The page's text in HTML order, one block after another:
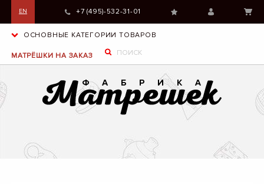
EN +7 (495)-532-31-01
ОСНОВНЫЕ КАТЕГОРИИ ТОВАРОВ
МАТРЁШКИ НА ЗАКАЗ